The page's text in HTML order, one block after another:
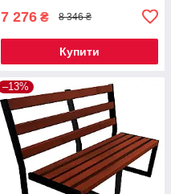
7 276 ₴ 8 346 ₴
Купити
–13%